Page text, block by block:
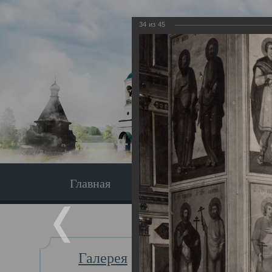
Главная Экскурсия
Галерея
Главная
34 из 45